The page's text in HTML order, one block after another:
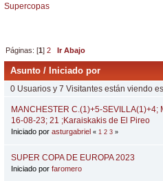
Supercopas
Páginas: [1]2 Ir Abajo
Asunto /Iniciado por
0 Usuarios y 7 Visitantes están viendo
MANCHESTER C.(1)+5-SEVILLA(1)+4;
16-08-23; 21 ;Karaiskakis de El Pireo
Iniciado por asturgabriel « 1 2 3 »
SUPER COPA DE EUROPA 2023
Iniciado por faromero